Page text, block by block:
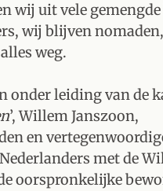
wij uit vele
wij blijven
weg.
onder leiding van de
’, Willem Janszoon,
en
met de
oorspronkelijke